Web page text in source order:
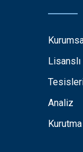
Analiz
Kurutma